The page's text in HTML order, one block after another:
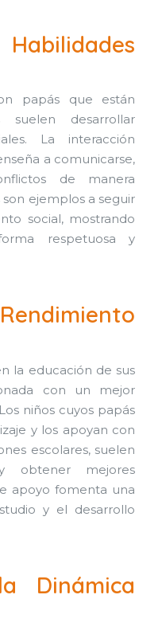
papás que están
suelen desarrollar
La interacción
a comunicarse,
de manera
ejemplos a seguir
social, mostrando
respetuosa y
la educación de sus
con un mejor
niños cuyos papás
y los apoyan con
escolares, suelen
obtener mejores
apoyo fomenta una
y el desarrollo
Dinámica